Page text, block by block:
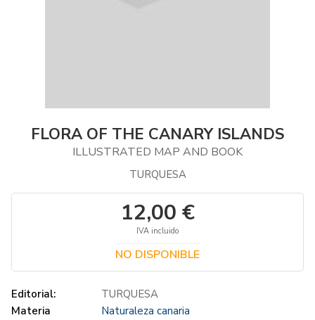
FLORA OF THE CANARY ISLANDS
ILLUSTRATED MAP AND BOOK
TURQUESA
12,00 €
IVA incluido
NO DISPONIBLE
Editorial:
TURQUESA
Materia
Naturaleza canaria